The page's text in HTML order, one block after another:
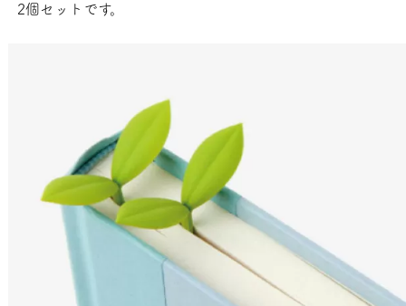
2個セットです。